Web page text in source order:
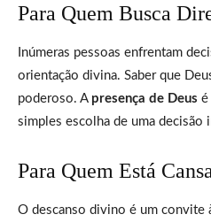
Para Quem Busca
Inúmeras pessoas enfrentam
orientação divina. Saber que
poderoso. A presença de Deus é
simples escolha de uma decisão
Para Quem Está
O descanso divino é um convite